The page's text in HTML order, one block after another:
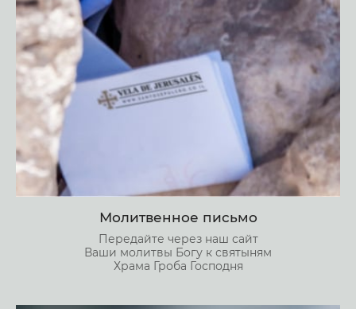
Молитвенное письмо
Передайте через наш сайт
Ваши молитвы Богу к святыням
Храма Гроба Господня